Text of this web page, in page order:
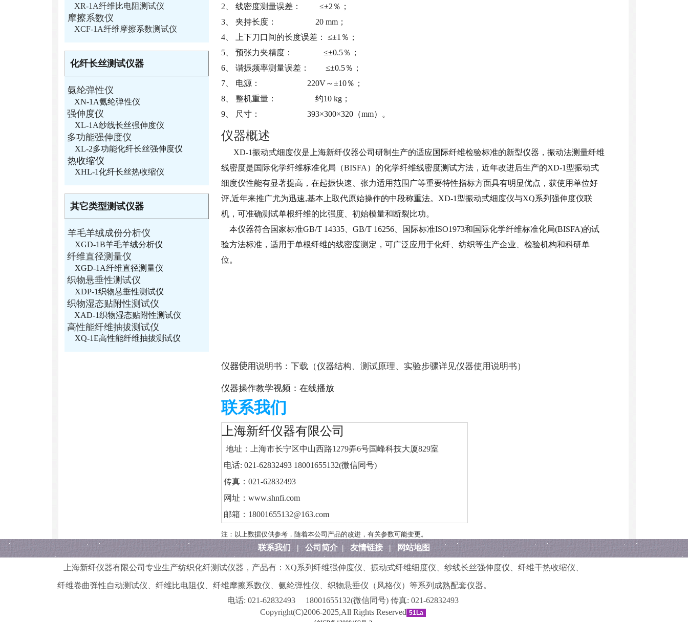
2、 线密度测量误差： ≤±2％；
3、 夹持长度： 20 mm；
4、 上下刀口间的长度误差： ≤±1％；
5、 预张力夹精度： ≤±0.5％；
6、 谐振频率测量误差： ≤±0.5％；
7、 电源： 220V～±10％；
8、 整机重量： 约10 kg；
9、 尺寸： 393×300×320（mm）。
仪器概述
XD-1振动式细度仪是上海新纤仪器公司研制生产的适应国际纤维检验标准的新型仪器，振动法测量纤维
线密度是国际化学纤维标准化局（BISFA）的化学纤维线密度测试方法，近年改进后生产的XD-1型振动式
细度仪性能有显著提高，在起振快速、张力适用范围广等重要特性指标方面具有明显优点，获使用单位好
评,近年来推广尤为迅速,基本上取代原始操作的中段称重法。XD-1型振动式细度仪与XQ系列强伸度仪联
机，可准确测试单根纤维的比强度、初始模量和断裂比功。
本仪器符合国家标准GB/T 14335、GB/T 16256、国际标准ISO1973和国际化学纤维标准化局(BISFA)的试
验方法标准，适用于单根纤维的线密度测定，可广泛应用于化纤、纺织等生产企业、检验机构和科研单
位。
XR-1A纤维比电阻测试仪
摩擦系数仪
XCF-1A纤维摩擦系数测试仪
化纤长丝测试仪器
氨纶弹性仪
XN-1A氨纶弹性仪
强伸度仪
XL-1A纱线长丝强伸度仪
多功能强伸度仪
XL-2多功能化纤长丝强伸度仪
热收缩仪
XHL-1化纤长丝热收缩仪
其它类型测试仪器
羊毛羊绒成份分析仪
XGD-1B羊毛羊绒分析仪
纤维直径测量仪
XGD-1A纤维直径测量仪
织物悬垂性测试仪
XDP-1织物悬垂性测试仪
织物湿态贴附性测试仪
XAD-1织物湿态贴附性测试仪
高性能纤维抽拔测试仪
XQ-1E高性能纤维抽拔测试仪
仪器使用说明书： 下载（仪器结构、测试原理、实验步骤详见仪器使用说明书）
仪器操作教学视频： 在线播放
联系我们
上海新纤仪器有限公司
地址：上海市长宁区中山西路1279弄6号国峰科技大厦829室
电话: 021-62832493 18001655132(微信同号)
传真：021-62832493
网址：www.shnfi.com
邮箱：18001655132@163.com
注：以上数据仅供参考，随着本公司产品的改进，有关参数可能变更。
联系我们 | 公司简介 | 友情链接 | 网站地图
上海新纤仪器有限公司 专业生产纺织化纤测试仪器，产品有： XQ系列纤维强伸度仪 振动式纤维细度仪 纱线长丝强伸度仪 纤维干热收缩仪
纤维卷曲弹性自动测试仪 纤维比电阻仪 纤维摩擦系数仪 氨纶弹性仪 织物悬垂仪（风格仪） 等系列成熟配套仪器。
电话: 021-62832493 18001655132(微信同号) 传真: 021-62832493
Copyright(C)2006-2025,All Rights Reserved 51La